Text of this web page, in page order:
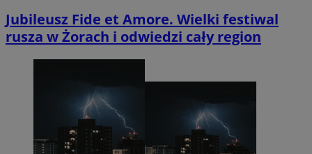
Jubileusz Fide et Amore. Wielki festiwal
rusza w Żorach i odwiedzi cały region